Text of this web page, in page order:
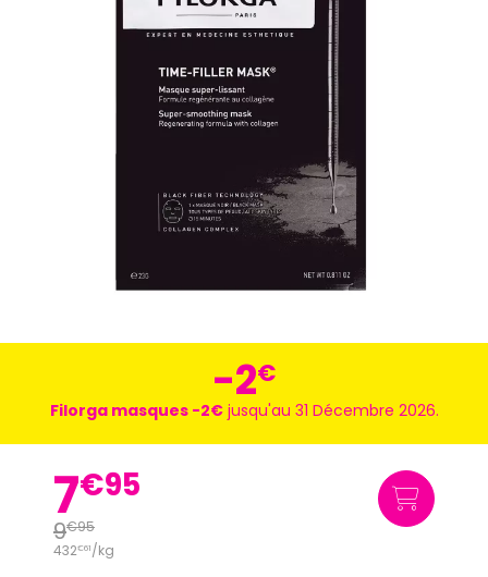
-2€
Filorga masques -2€jusqu'au 31 Décembre 2026.
7€95
9€95
432€61/kg